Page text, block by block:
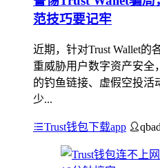
范技巧要记牢
近期，针对Trust Wallet的
重威胁用户数字资产安全
的钓鱼链接、虚假空投活
少...
Trust钱包下载app